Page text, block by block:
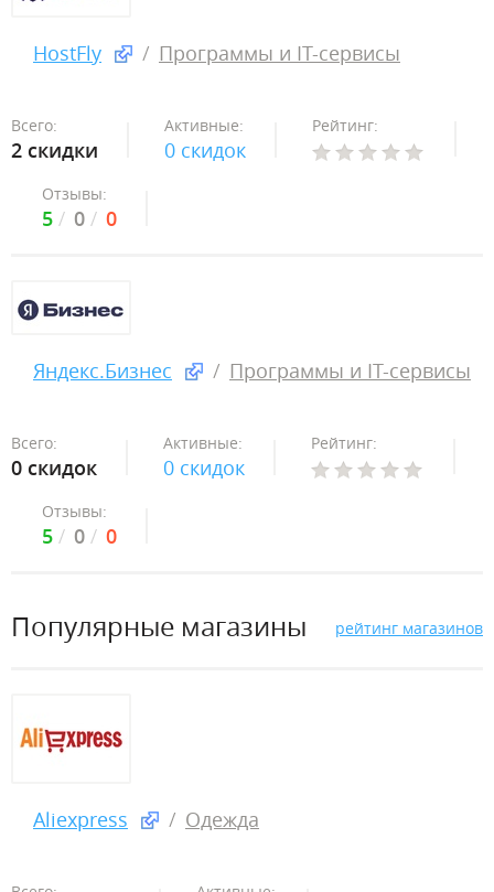
HostFly Программы и IT-сервисы
Всего:
2 скидки
Активные:
0 скидок
Рейтинг:
Отзывы:
5 0 0
Яндекс.Бизнес Программы и IT-сервисы
Всего:
0 скидок
Активные:
0 скидок
Рейтинг:
Отзывы:
5 0 0
Популярные магазины рейтинг магазинов
Aliexpress Одежда